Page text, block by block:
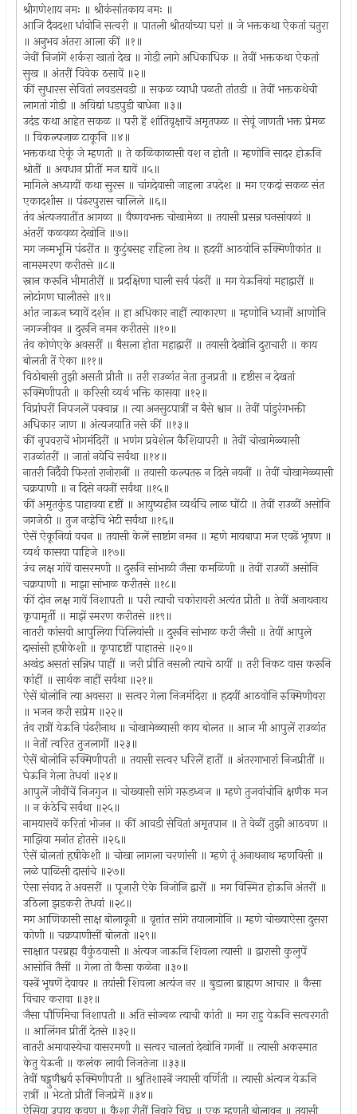
श्रीगणेशाय नमः ॥ श्रीकंसांतकाय नमः ॥
आजि दैवदशा धांवोनि सत्वरी ॥ पातली श्रीतयांच्या घरां ॥ जे भक्तकथा ऐकतां चतुरा
॥ अनुभव अंतरा आला कीं ॥१॥
जेवीं निजांगें शर्करा खातां देख ॥ गोडी लागे अधिकाधिक ॥ तेवीं भक्तकथा ऐकतां
सुख ॥ अंतरीं विवेक ठसावें ॥२॥
कीं सुधारस सेवितां लवडसवडी ॥ सकळ व्याधी पळती तांतडी ॥ तेवीं भक्तकथेची
लागतां गोडी ॥ अविद्यां धडपुडी बाधेना ॥३॥
उदंड कथा आहेत सकळ ॥ परी हें शांतिवृक्षाचें अमृतफळ ॥ सेवूं जाणती भक्त प्रेमळ
॥ विकल्पजाळ टाकूनि ॥४॥
भक्तकथा ऐकूं जे म्हणती ॥ ते कळिकाळासी वश न होती ॥ म्हणोनि सादर होऊनि
श्रोतीं ॥ अवधान प्रीतीं मज द्यावें ॥५॥
मागिले अध्यायीं कथा सुरस ॥ चांगदेवासी जाहला उपदेश ॥ मग एकदां सकळ संत
एकादशीस ॥ पंढरपुरास चालिले ॥६॥
तंव अंत्यजयातींत आगळा ॥ वैष्णवभक्त चोखामेळा ॥ तयासी प्रसन्न घनसांवळां ॥
अंतरीं कळवळा देखोनि ॥७॥
मग जन्मभूमि पंढरींत ॥ कुटुंबसह राहिला तेथ ॥ हृदयीं आठवोनि रुक्मिणीकांत ॥
नामस्मरण करीतसे ॥८॥
स्नान करूनि भीमातीरीं ॥ प्रदक्षिणा घाली सर्व पंढरीं ॥ मग येऊनियां महाद्वारीं ॥
लोटांगण घालीतसे ॥९॥
आंत जाऊन घ्यावें दर्शन ॥ हा अधिकार नाहीं त्याकारण ॥ म्हणोनि ध्यानीं आणोनि
जगज्जीवन ॥ दुरूनि नमन करीतसे ॥१०॥
तंव कोणेएके अवसरीं ॥ बैसला होता महाद्वारीं ॥ तयासी देखोनि दुराचारी ॥ काय
बोलती तें ऐका ॥११॥
विठोबासी तुझी असती प्रीती ॥ तरी राउळांत नेता तुजप्रती ॥ दृष्टीस न देखतां
रुक्मिणीपती ॥ करिसी व्यर्थ भक्ति कासया ॥१२॥
विप्रांघरीं निपजलें पक्वान्न ॥ त्या अनसुटपात्रीं न बैसे श्वान ॥ तेवीं पांडुरंगभक्ती
अधिकार जाण ॥ अंत्यजयाति नसे कीं ॥१३॥
कीं नृपवराचें भोगमंदिरीं ॥ भणंग प्रवेशेल कैशियापरी ॥ तेवीं चोखामेळ्यासी
राउळांतरीं ॥ जातां नयेचि सर्वथा ॥१४॥
नातरी निर्दैवी फिरतां रानोरानीं ॥ तयासी कल्पतरु न दिसे नयनीं ॥ तेवीं चोखामेळ्यासी
चक्रपाणी ॥ न दिसे नयनीं सर्वथा ॥१५॥
कीं अमृतकुंड पाहावया दृष्टीं ॥ आयुष्यहीन व्यर्थचि लाळ घोंटी ॥ तेवीं राउळीं असोनि
जगजेठी ॥ तुज नव्हेचि भेटी सर्वथा ॥१६॥
ऐसें ऐकूनियां वचन ॥ तयासी केलें साष्टांग नमन ॥ म्हणे मायबापा मज एवढें भूषण ॥
व्यर्थ कासया पाहिजे ॥१७॥
उंच लक्ष गांवें वासरमणी ॥ दुरूनि सांभाळी जैसा कमळिणी ॥ तेवीं राउळीं असोनि
चक्रपाणी ॥ माझा सांभाळ करीतसे ॥१८॥
कीं दोन लक्ष गावें निशापती ॥ परी त्याची चकोरावरी अत्यंत प्रीती ॥ तेवीं अनाथनाथ
कृपामूर्ती ॥ माझें स्मरण करीतसे ॥१९॥
नातरी कांसवी आपुलिया पिलियांसी ॥ दुरूनि सांभाळ करी जैसी ॥ तेवीं आपुले
दासांसी हृषीकेशी ॥ कृपादृष्टीं पाहातसे ॥२०॥
अखंड असतां सन्निध पाहीं ॥ जरी प्रीति नसली त्याचे ठायीं ॥ तरी निकट वास करूनि
कांहीं ॥ सार्थक नाहीं सर्वथा ॥२१॥
ऐसें बोलोनि त्या अवसरा ॥ सत्वर गेला निजमंदिरा ॥ हृदयीं आठवोनि रुक्मिणीवरा
॥ भजन करी सप्रेम ॥२२॥
तंव रात्रीं येऊनि पंढरीनाथ ॥ चोखामेळ्यासी काय बोलत ॥ आज मी आपुलें राउळांत
॥ नेतों त्वरित तुजलागीं ॥२३॥
ऐसें बोलोनि रुक्मिणीपती ॥ तयासी सत्वर धरिलें हातीं ॥ अंतरगाभारां निजप्रीतीं ॥
घेऊनि गेला तेधवां ॥२४॥
आपुलें जीवींचें निजगुज ॥ चोख्यासी सांगे गरुडध्वज ॥ म्हणे तुजवांचोनि क्षणैक मज
॥ न कंठेचि सर्वथा ॥२५॥
नामयासवें करितां भोजन ॥ कीं आवडी सेवितां अमृतपान ॥ ते वेळीं तुझी आठवण ॥
माझिया मनांत होतसे ॥२६॥
ऐसें बोलतां हृषीकेशी ॥ चोखा लागला चरणांसी ॥ म्हणे तूं अनाथनाथ म्हणविसी ॥
लळे पाळिसी दासांचे ॥२७॥
ऐसा संवाद ते अवसरीं ॥ पूजारी ऐके निजोनि द्वारीं ॥ मग विस्मित होऊनि अंतरीं ॥
उठिला झडकरी तेधवां ॥२८॥
मग आणिकासी साक्ष बोलावूनी ॥ वृत्तांत सांगे तयालागोनि ॥ म्हणे चोख्याऐसा दुसरा
कोणी ॥ चक्रपाणीसीं बोलतो ॥२९॥
साक्षात परब्रह्म वैकुंठवासी ॥ अंत्यज जाऊनि शिवला त्यासी ॥ द्वारासी कुलुपें
आसोनि तैसीं ॥ गेला तो कैसा कळेना ॥३०॥
वस्त्रें भूषणें देवावर ॥ तयांसी शिवला अत्यंज नर ॥ बुडाला ब्राह्मण आचार ॥ कैसा
विचार करावा ॥३१॥
जैसा पौर्णिमेचा निशापती ॥ अति सोज्वळ त्याची कांती ॥ मग राहु येऊनि सत्वरगती
॥ आलिंगन प्रीतीं देतसे ॥३२॥
नातरी अमावास्येचा वासरमणी ॥ सत्वर चालतां देखोनि गगनीं ॥ त्यासी अकस्मात
केतु येऊनी ॥ कलंक लावी निजतेजा ॥३३॥
तेवीं षड्गुणैश्वर्य रुक्मिणीपती ॥ श्रुतिशास्त्रें जयासी वर्णिती ॥ त्यासी अंत्यज येऊनि
रात्रीं ॥ भेटतो प्रीतीं निजप्रेमें ॥३४॥